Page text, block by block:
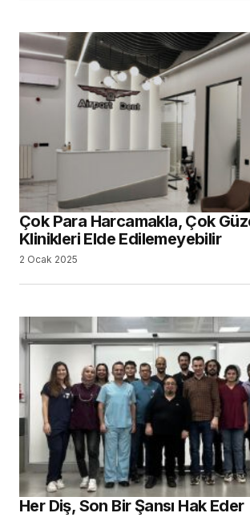
Çok Para Harcamakla, Çok
Klinikleri Elde Edilemeyebilir
2 Ocak 2025
Her Diş, Son Bir Şansı Hak Eder